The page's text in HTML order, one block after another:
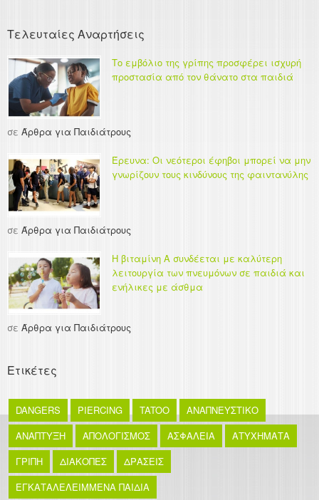
Τελευταίες Αναρτήσεις
Το εμβόλιο της γρίπης προσφέρει ισχυρή
προστασία από τον θάνατο στα παιδιά
σε Άρθρα για Παιδιάτρους
Έρευνα: Οι νεότεροι έφηβοι μπορεί να μην
γνωρίζουν τους κινδύνους της φαιντανύλης
σε Άρθρα για Παιδιάτρους
Η βιταμίνη Α συνδέεται με καλύτερη
λειτουργία των πνευμόνων σε παιδιά και
ενήλικες με άσθμα
σε Άρθρα για Παιδιάτρους
Ετικέτες
DANGERS PIERCING TATOO
ΑΝΑΠΝΕΥΣΤΙΚΟ
ΑΝΑΠΤΥΞΗ
ΑΠΟΛΟΓΙΣΜΟΣ ΑΣΦΑΛΕΙΑ
ΑΤΥΧΗΜΑΤΑ
ΓΡΙΠΗ
ΔΙΑΚΟΠΕΣ
ΔΡΑΣΕΙΣ
ΕΓΚΑΤΑΛΕΛΕΙΜΜΕΝΑ ΠΑΙΔΙΑ